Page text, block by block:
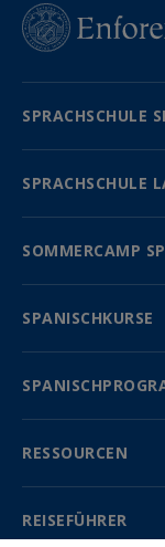
SPRACHSCHULE
SPRACHSCHULE
SOMMERCAMP
SPANISCHKURSE
RESSOURCEN
REISEFÜHRER